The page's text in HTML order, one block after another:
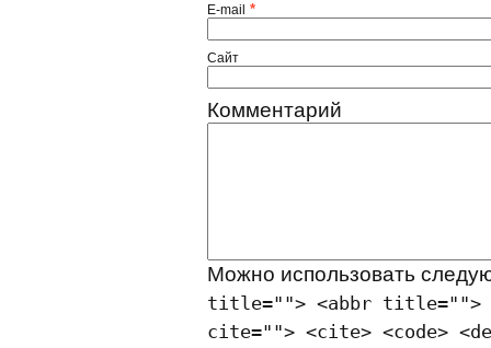
E-mail *
Сайт
Комментарий
Можно использовать
title=""> <abbr title="">
cite=""> <cite> <code>